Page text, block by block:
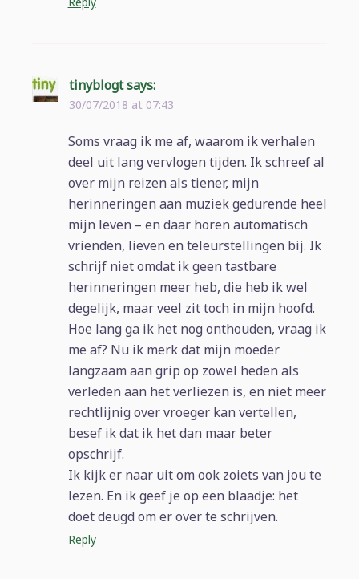
tinyblogt says:
30/07/2018 at 07:43
Soms vraag ik me af, waarom ik verhalen
deel uit lang vervlogen tijden. Ik schreef al
over mijn reizen als tiener, mijn
herinneringen aan muziek gedurende heel
mijn leven – en daar horen automatisch
vrienden, lieven en teleurstellingen bij. Ik
schrijf niet omdat ik geen tastbare
herinneringen meer heb, die heb ik wel
degelijk, maar veel zit toch in mijn hoofd.
Hoe lang ga ik het nog onthouden, vraag ik
me af? Nu ik merk dat mijn moeder
langzaam aan grip op zowel heden als
verleden aan het verliezen is, en niet meer
rechtlijnig over vroeger kan vertellen,
besef ik dat ik het dan maar beter
opschrijf.
Ik kijk er naar uit om ook zoiets van jou te
lezen. En ik geef je op een blaadje: het
doet deugd om er over te schrijven.
Reply